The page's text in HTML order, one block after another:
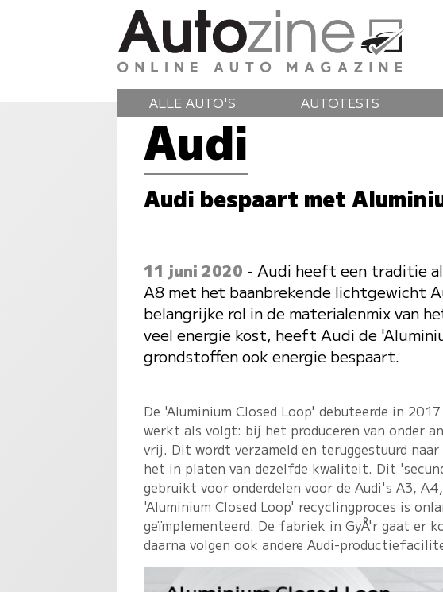
ALLE AUTO'S AUTOTESTS
Audi
Audi bespaart met
11 juni 2020 - Audi heeft een traditie
A8 met het baanbrekende lichtgewicht
belangrijke rol in de materialenmix van
veel energie kost, heeft Audi de
grondstoffen ook energie bespaart.
De 'Aluminium Closed Loop' debuteerde in
werkt als volgt: bij het produceren van onder
vrij. Dit wordt verzameld en teruggestuurd
het in platen van dezelfde kwaliteit. Dit
gebruikt voor onderdelen voor de Audi's A3,
'Aluminium Closed Loop' recyclingproces is
geïmplementeerd. De fabriek in GyÅ'r gaat er
daarna volgen ook andere Audi-